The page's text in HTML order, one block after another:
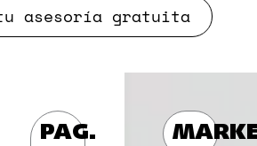
asesoría gratuita
PAG.